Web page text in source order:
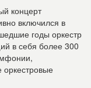
концерт
включился в
годы оркестр
в себя более 300